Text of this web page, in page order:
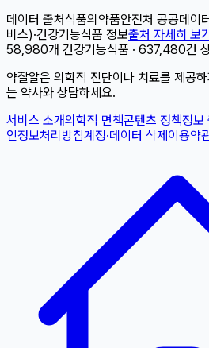
데이터 출처식품의약품안전처 공공데이
비스)·건강기능식품 정보출처 자세히 보
58,980개 건강기능식품 · 637,480건
약잘알은 의학적 진단이나 치료를 제공
는 약사와 상담하세요.
서비스 소개의학적 면책콘텐츠 정책정보
인정보처리방침계정·데이터 삭제이용약